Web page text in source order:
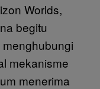
Worlds,
begitu
mekanisme
menerima